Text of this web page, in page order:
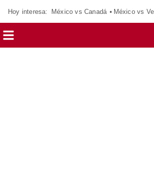
Hoy interesa: México vs Canadá México vs